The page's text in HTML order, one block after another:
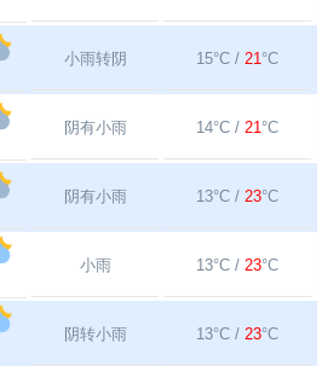
小雨转阴 15°C / 21°C
阴有小雨 14°C / 21°C
阴有小雨 13°C / 23°C
小雨 13°C / 23°C
阴转小雨 13°C / 23°C